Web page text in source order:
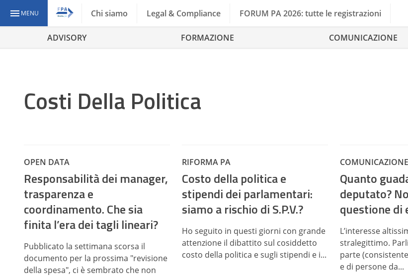
MENU Chi siamo Legal & Compliance FORUM PA 2026: tutte le registrazioni
ADVISORY FORMAZIONE COMUNICAZIONE
Costi Della Politica
OPEN DATA
Responsabilità dei manager,
trasparenza e
coordinamento. Che sia
finita l’era dei tagli lineari?
Pubblicato la settimana scorsa il
documento per la prossima "revisione
della spesa", ci è sembrato che non
RIFORMA PA
Costo della politica e
stipendi dei parlamentari:
siamo a rischio di S.P.V.?
Ho seguito in questi giorni con grande
attenzione il dibattito sul cosiddetto
costo della politica e sugli stipendi e i...
Quanto
deputato?
questione di
L’interesse
stralegittimo.
parte
e di persone da...